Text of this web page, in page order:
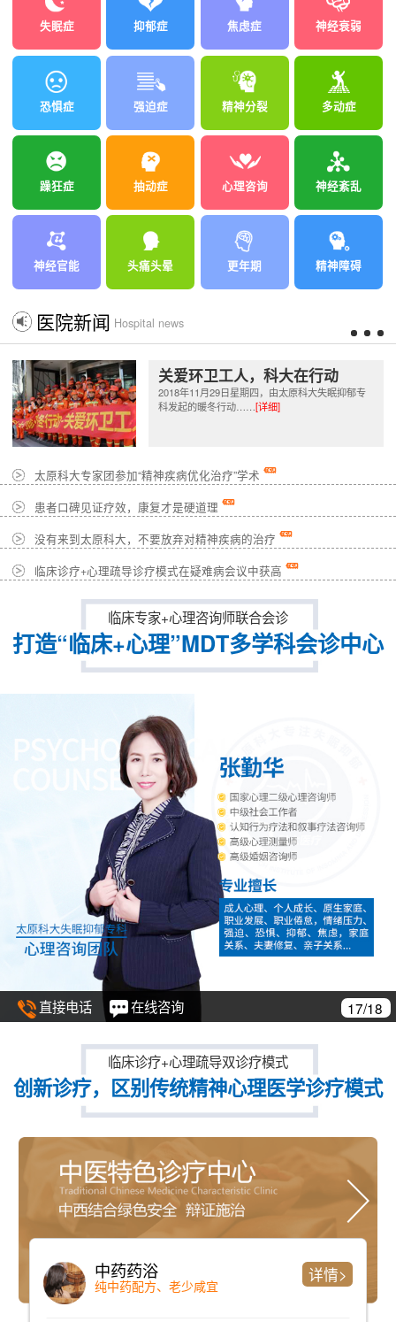
失眠症 抑郁症 焦虑症 神经衰弱
恐惧症 强迫症 精神分裂 多动症
躁狂症 抽动症 心理咨询 神经紊乱
神经官能 头痛头晕 更年期 精神障碍
医院新闻 Hospital news
关爱环卫工人，科大在行动
2018年11月29日星期四，由太原科大失眠抑郁专
科发起的暖冬行动……[详细]
太原科大专家团参加“精神疾病优化治疗”学术
患者口碑见证疗效，康复才是硬道理
没有来到太原科大，不要放弃对精神疾病的治疗
临床诊疗+心理疏导诊疗模式在疑难病会议中获高
临床专家+心理咨询师联合会诊
打造“临床+心理”MDT多学科会诊中心
直接电话 在线咨询 18/18
临床诊疗+心理疏导双诊疗模式
创新诊疗，区别传统精神心理医学诊疗模式
仪器检测
检测时间短、准确率高且全面
详情>